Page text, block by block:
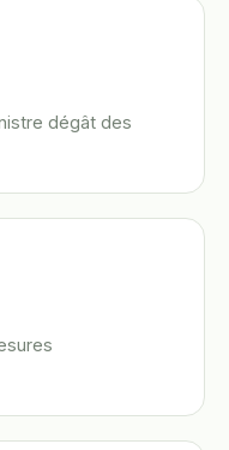
dégât des